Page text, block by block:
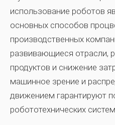
использование роботов
основных способов
производственных
развивающиеся отрасли,
продуктов и снижение
машинное зрение и
движением гарантируют
робототехнических